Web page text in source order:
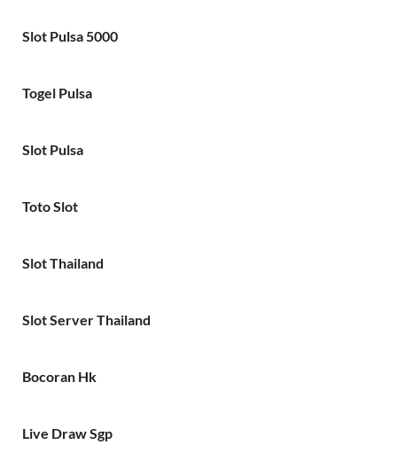
Slot Pulsa 5000
Togel Pulsa
Slot Pulsa
Toto Slot
Slot Thailand
Slot Server Thailand
Bocoran Hk
Live Draw Sgp